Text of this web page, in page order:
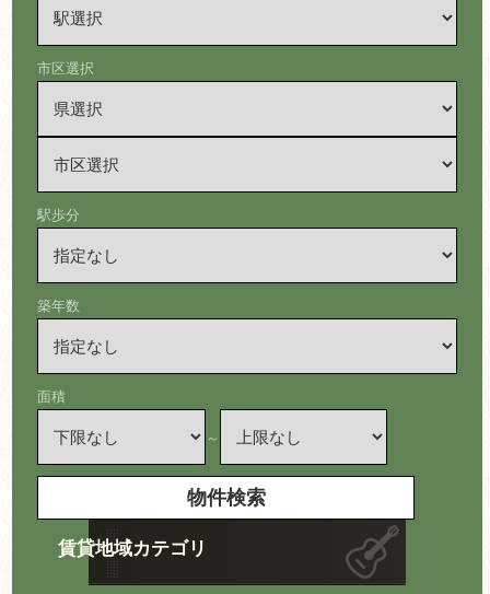
市区選択
駅歩分
築年数
面積
～
賃貸地域カテゴリ